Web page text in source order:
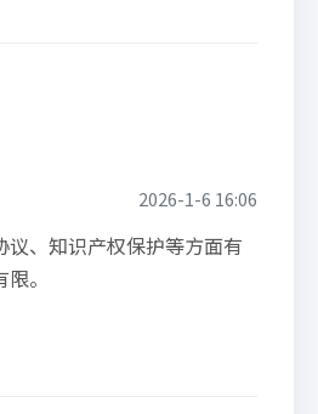
2026-1-6 16:06
议、知识产权保护等方面有
。